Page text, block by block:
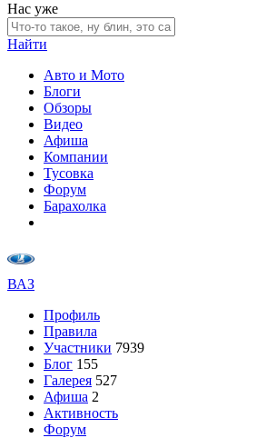
Нас уже
Найти
Авто и Мото
Блоги
Обзоры
Видео
Афиша
Компании
Тусовка
Форум
Барахолка
ВАЗ
Профиль
Правила
Участники 7939
Блог 155
Галерея 527
Афиша 2
Активность
Форум